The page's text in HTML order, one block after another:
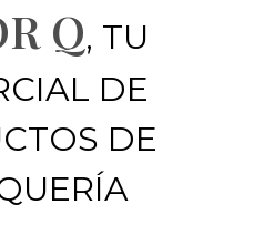
Q, TU
DE
DE